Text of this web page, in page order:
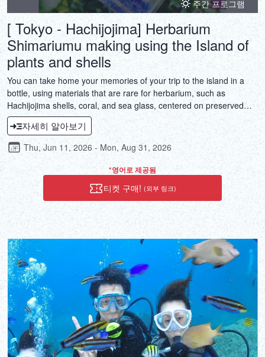
FRANÇAIS
주간 프로그램
[ Tokyo - Hachijojima] Herbarium
Shimariumu making using the Island of
plants and shells
You can take home your memories of your trip to the island in a
bottle, using materials that are rare for herbarium, such as
Hachijojima shells, coral, and sea glass, centered on preserved
Hachijojima plants.
자세히 알아보기
Thu, Jun 11, 2026 - Mon, Aug 31, 2026
*영어로 제공됨
티켓 구매! (외부 링크)